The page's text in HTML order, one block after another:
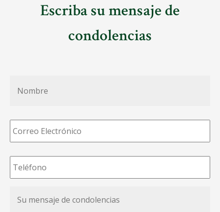
Escriba su mensaje de
condolencias
Correo
Electrónico *
Teléfono *
mensaje